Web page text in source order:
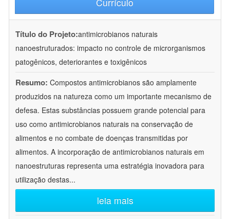
Título do Projeto:antimicrobianos naturais
nanoestruturados: impacto no controle de microrganismos
patogênicos, deteriorantes e toxigênicos
Resumo: Compostos antimicrobianos são amplamente
produzidos na natureza como um importante mecanismo de
defesa. Estas substâncias possuem grande potencial para
uso como antimicrobianos naturais na conservação de
alimentos e no combate de doenças transmitidas por
alimentos. A incorporação de antimicrobianos naturais em
nanoestruturas representa uma estratégia inovadora para
utilização destas...
leia mais